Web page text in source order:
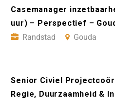
Casemanager
uur) – Perspectief –
Randstad
Gouda
Senior Civiel
Regie, Duurzaamheid &